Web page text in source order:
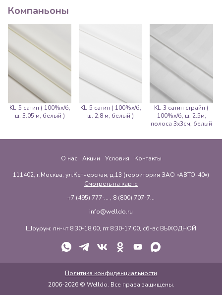
Компаньоны
KL-5 сатин ( 100%х/б;
ш. 3.05 м; белый )
KL-5 сатин ( 100%х/б;
ш. 2,8 м; белый )
KL-3 сатин страйп (
100%х/б; ш. 2.5м;
полоса 3х3см; белый
О нас Акции Условия Контакты
111402, г.Москва, ул.Кетчерская, д.13 (территория ЗАО «АВТО-40»)
Смотреть на карте
+7 (495) 777-... , 8 (800) 707-7...
info@welldo.ru
Шоурум: пн-чт 8:30-18:00, пт 8:30-17:00, сб-вс ВЫХОДНОЙ
2006-2026 © Welldo. Все права защищены.
Политика конфиденциальности